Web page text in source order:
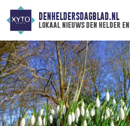
DENHELDERSDAGBLAD.NL
lokaal nieuws den helder en